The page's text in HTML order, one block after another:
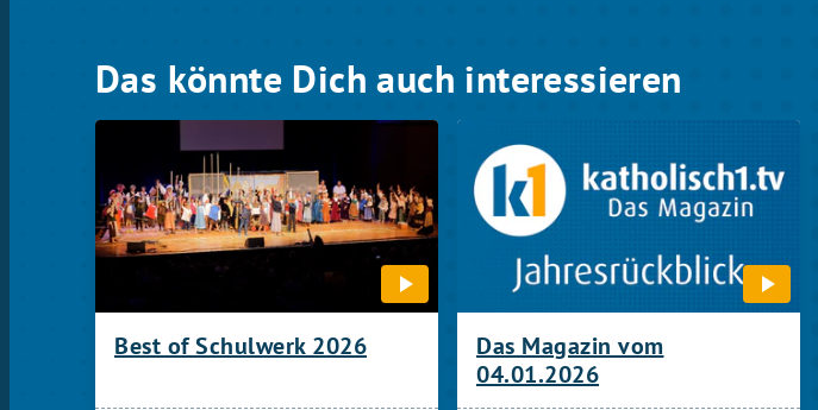
Das könnte Dich auch interessieren
Best of Schulwerk 2026
Das Magazin vom
04.01.2026